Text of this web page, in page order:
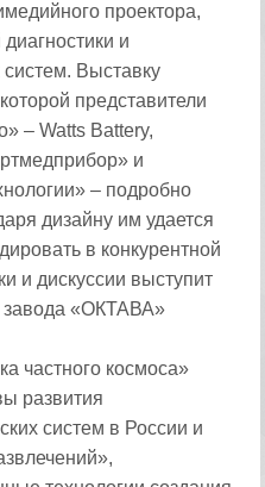
проектора,
и
Выставку
представители
– Watts Battery,
и
– подробно
дизайну им удается
в конкурентной
и дискуссии выступит
завода «ОКТАВА»
частного космоса»
развития
систем в России и